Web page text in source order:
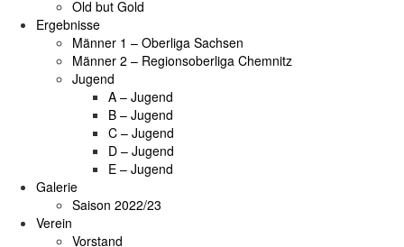
Old but Gold
Ergebnisse
Männer 1 – Oberliga Sachsen
Männer 2 – Regionsoberliga Chemnitz
Jugend
A – Jugend
B – Jugend
C – Jugend
D – Jugend
E – Jugend
Galerie
Saison 2022/23
Verein
Vorstand